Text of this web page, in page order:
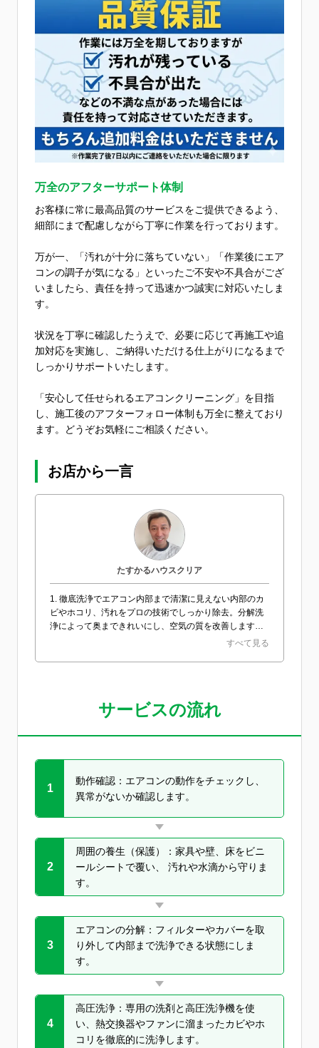
万全のアフターサポート体制
お客様に常に最高品質のサービスをご提供できるよう、
細部にまで配慮しながら丁寧に作業を行っております。
万が一、「汚れが十分に落ちていない」「作業後にエア
コンの調子が気になる」といったご不安や不具合がござ
いましたら、責任を持って迅速かつ誠実に対応いたしま
す。
状況を丁寧に確認したうえで、必要に応じて再施工や追
加対応を実施し、ご納得いただける仕上がりになるまで
しっかりサポートいたします。
「安心して任せられるエアコンクリーニング」を目指
し、施工後のアフターフォロー体制も万全に整えており
ます。どうぞお気軽にご相談ください。
お店から一言
たすかるハウスクリア
1. 徹底洗浄でエアコン内部まで清潔に見えない内部のカ
ビやホコリ、汚れをプロの技術でしっかり除去。分解洗
浄によって奥まできれいにし、空気の質を改善します。
2. 健康的な空気環境をサポートアレルギーや喘息対策に
ます。4. 消臭・防カビで快適な空気にニオイの原因とな
る汚れやカビをしっかり除去。防カビ効果により、快適
な空気環境を長く保ちます。5. 短時間作業＆明瞭な料金
金設定で、追加費用の心配もありません。6. プロによる
安心施工経験豊富なスタッフが丁寧に対応。確かな技術
と豊富な実績で、高品質な仕上がりをお届けします。7.
エコ洗剤で安心クリーニング人やペットに配慮したエコ
洗剤を使用。環境にもやさしいクリーニングを行いま
すべて見る
サービスの流れ
1
動作確認：エアコンの動作をチェックし、
異常がないか確認します。
2
周囲の養生（保護）：家具や壁、床をビニ
ールシートで覆い、 汚れや水滴から守りま
す。
3
エアコンの分解：フィルターやカバーを取
り外して内部まで洗浄できる状態にしま
す。
4
高圧洗浄：専用の洗剤と高圧洗浄機を使
い、熱交換器やファンに溜まったカビやホ
コリを徹底的に洗浄します。